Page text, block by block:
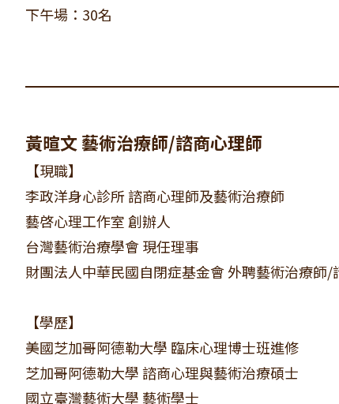
下午場：30名
黃暄文 藝術治療師/諮商心理師
【現職】
李政洋身心診所 諮商心理師及藝術治療師
藝啓心理工作室 創辦人
台灣藝術治療學會 現任理事
財團法人中華民國自閉症基金會 外聘藝術治療師/
【學歷】
美國芝加哥阿德勒大學 臨床心理博士班進修
芝加哥阿德勒大學 諮商心理與藝術治療碩士
國立臺灣藝術大學 藝術學士